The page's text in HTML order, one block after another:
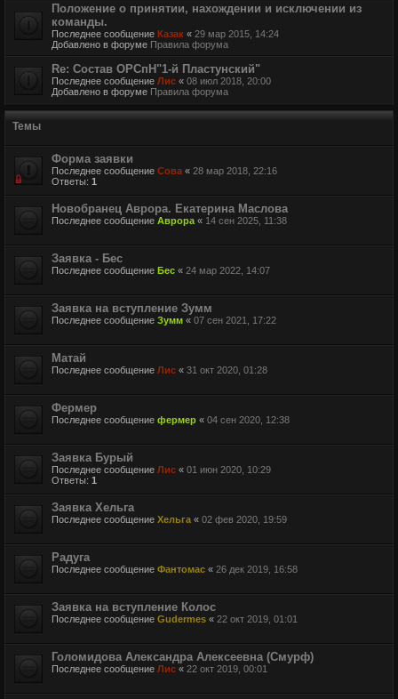
Положение о принятии, нахождении и исключении из
команды.
Последнее сообщение Казак « 29 мар 2015, 14:24
Добавлено в форуме Правила форума
Re: Состав ОРСпН"1-й Пластунский"
Последнее сообщение Лис « 08 июл 2018, 20:00
Добавлено в форуме Правила форума
Темы
Форма заявки
Последнее сообщение Сова « 28 мар 2018, 22:16
Ответы: 1
Новобранец Аврора. Екатерина Маслова
Последнее сообщение Аврора « 14 сен 2025, 11:38
Заявка - Бес
Последнее сообщение Бес « 24 мар 2022, 14:07
Заявка на вступление Зумм
Последнее сообщение Зумм « 07 сен 2021, 17:22
Матай
Последнее сообщение Лис « 31 окт 2020, 01:28
Фермер
Последнее сообщение фермер « 04 сен 2020, 12:38
Заявка Бурый
Последнее сообщение Лис « 01 июн 2020, 10:29
Ответы: 1
Заявка Хельга
Последнее сообщение Хельга « 02 фев 2020, 19:59
Радуга
Последнее сообщение Фантомас « 26 дек 2019, 16:58
Заявка на вступление Колос
Последнее сообщение Gudermes « 22 окт 2019, 01:01
Голомидова Александра Алексеевна (Смурф)
Последнее сообщение Лис « 22 окт 2019, 00:01